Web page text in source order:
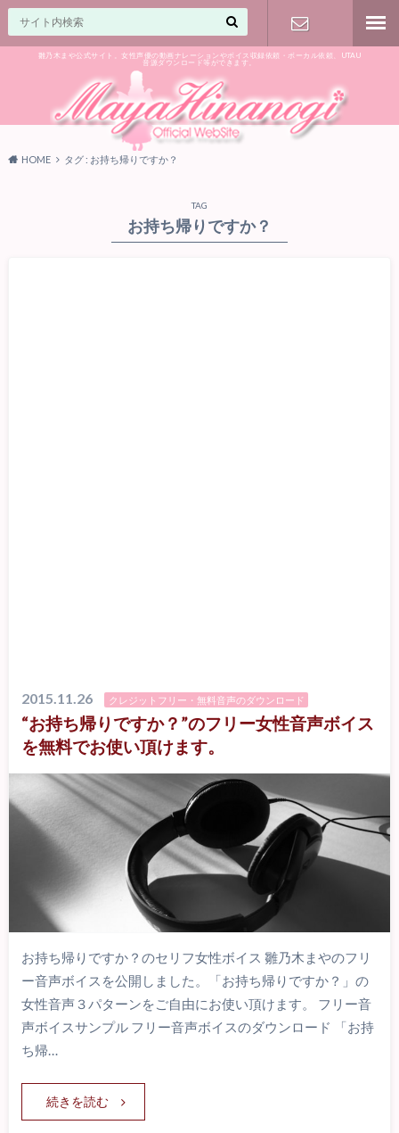
雛乃木まや公式サイト。女性声優の動画ナレーションやボイス収録依頼・ボーカル依頼、UTAU
音源ダウンロード等ができます。
気軽に♪
HOME タグ : お持ち帰りですか？
TAG
お持ち帰りですか？
2015.11.26 クレジットフリー・無料音声のダウンロード
“お持ち帰りですか？”のフリー女性音声ボイス
を無料でお使い頂けます。
お持ち帰りですか？のセリフ女性ボイス 雛乃木まやのフリ
ー音声ボイスを公開しました。「お持ち帰りですか？」の
女性音声３パターンをご自由にお使い頂けます。 フリー音
声ボイスサンプル フリー音声ボイスのダウンロード 「お持
ち帰…
続きを読む